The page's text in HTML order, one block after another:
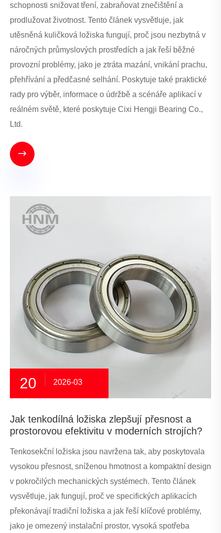
schopnosti snižovat tření, zabraňovat znečištění a
prodlužovat životnost. Tento článek vysvětluje, jak
utěsněná kuličková ložiska fungují, proč jsou nezbytná v
náročných průmyslových prostředích a jak řeší běžné
provozní problémy, jako je ztráta mazání, vnikání prachu,
přehřívání a předčasné selhání. Poskytuje také praktické
rady pro výběr, informace o údržbě a scénáře aplikací v
reálném světě, které poskytuje Cixi Hengji Bearing Co.,
Ltd.

20 2026-03
Jak tenkodílná ložiska zlepšují přesnost a
prostorovou efektivitu v moderních strojích?
Tenkosekční ložiska jsou navržena tak, aby poskytovala
vysokou přesnost, sníženou hmotnost a kompaktní design
v pokročilých mechanických systémech. Tento článek
vysvětluje, jak fungují, proč ve specifických aplikacích
překonávají tradiční ložiska a jak řeší klíčové problémy,
jako je omezený instalační prostor, vysoká spotřeba